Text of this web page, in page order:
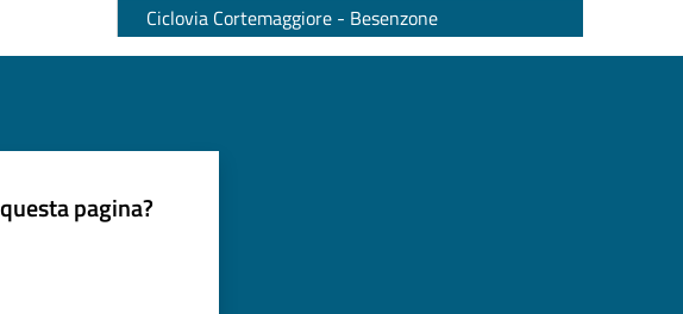
Ciclovia Cortemaggiore - Besenzone
pagina?